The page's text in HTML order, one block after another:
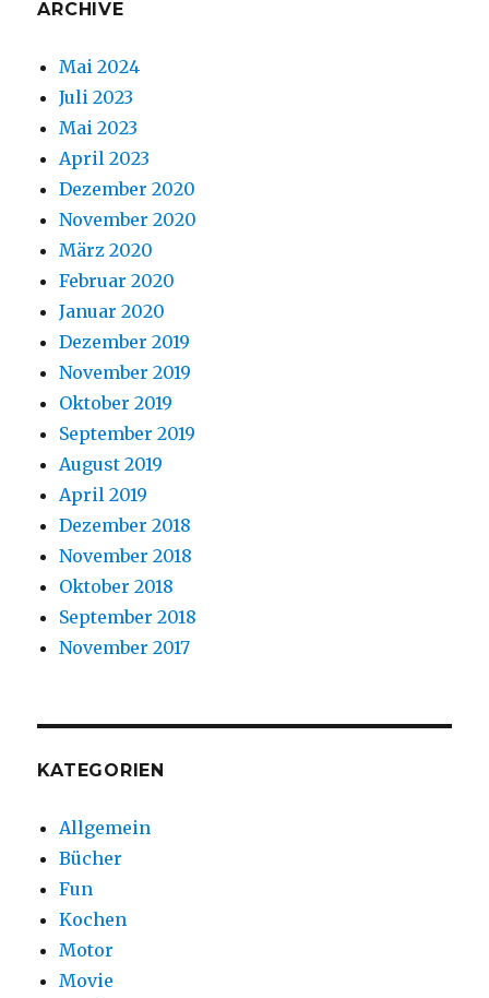
ARCHIVE
Mai 2024
Juli 2023
Mai 2023
April 2023
Dezember 2020
November 2020
März 2020
Februar 2020
Januar 2020
Dezember 2019
November 2019
Oktober 2019
September 2019
August 2019
April 2019
Dezember 2018
November 2018
Oktober 2018
September 2018
November 2017
KATEGORIEN
Allgemein
Bücher
Fun
Kochen
Motor
Movie